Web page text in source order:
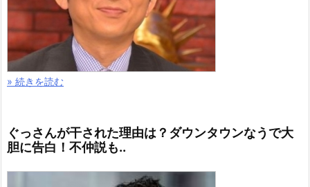
» 続きを読む
ぐっさんが干された理由は？ダウンタウンなうで大
胆に告白！不仲説も..